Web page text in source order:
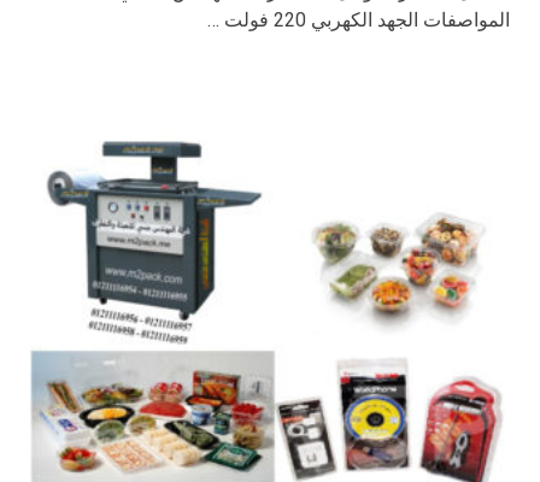
المواصفات الجهد الكهربي 220 فولت …